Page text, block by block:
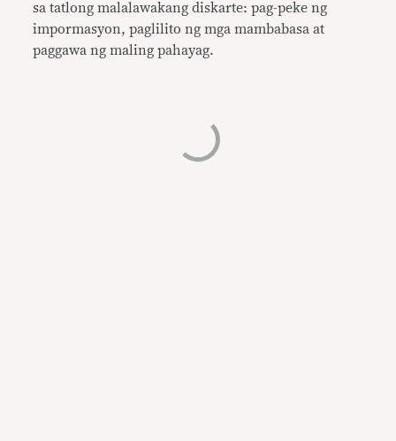
sa tatlong malalawakang diskarte: pag-peke ng
impormasyon, paglilito ng mga mambabasa at
paggawa ng maling pahayag.